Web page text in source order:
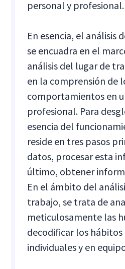
personal y profesional.
En esencia, el análisis
se encuadra en el
análisis del lugar de
en la comprensión de
comportamientos en
profesional. Para
esencia del
reside en tres pasos
datos, procesar esta
último, obtener
En el ámbito del
trabajo, se trata de
meticulosamente las
decodificar los
individuales y en